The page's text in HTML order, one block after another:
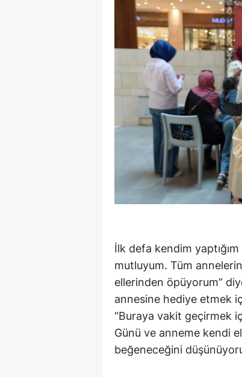
İlk defa kendim
mutluyum. Tüm
ellerinden öpüyorum”
annesine hediye etmek
“Buraya vakit geçirmek
Günü ve anneme kendi
beğeneceğini